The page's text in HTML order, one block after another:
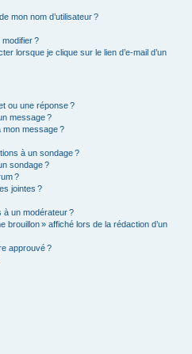
mon nom d’utilisateur ?
?
lorsque je clique sur le lien d’e-mail d’un
ou une réponse ?
message ?
mon message ?
à un sondage ?
sondage ?
?
jointes ?
à un modérateur ?
brouillon » affiché lors de la rédaction d’un
approuvé ?